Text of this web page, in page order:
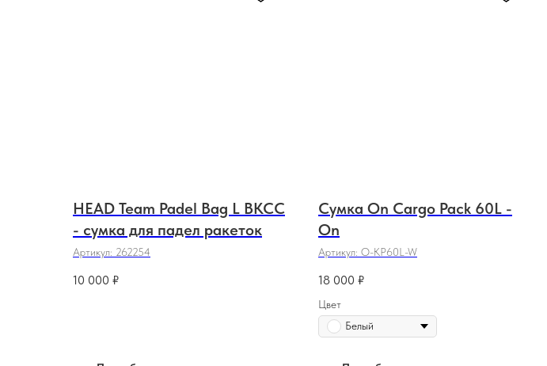
HEAD Team Padel Bag L BKCC
- сумка для падел ракеток
Артикул: 262254
10 000 ₽
Сумка On Cargo Pack 60L -
On
Артикул: O-KP60L-W
18 000 ₽
Цвет
Белый